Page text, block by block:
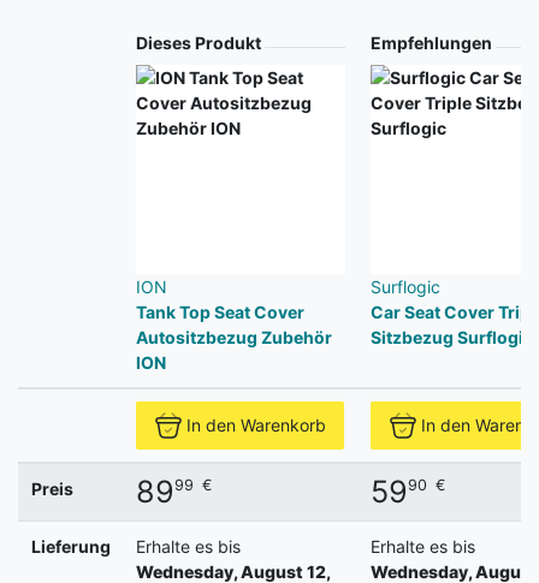
Dieses Produkt
ION
Tank Top Seat Cover
Autositzbezug Zubehör
ION
Empfehlungen
Surflogic
Car Seat Cover
Sitzbezug Surflogic
In den Warenkorb In den
Preis 8999 € 5990 €
Lieferung
Erhalte es bis
Wednesday, August 12,
Erhalte es bis
Wednesday, August